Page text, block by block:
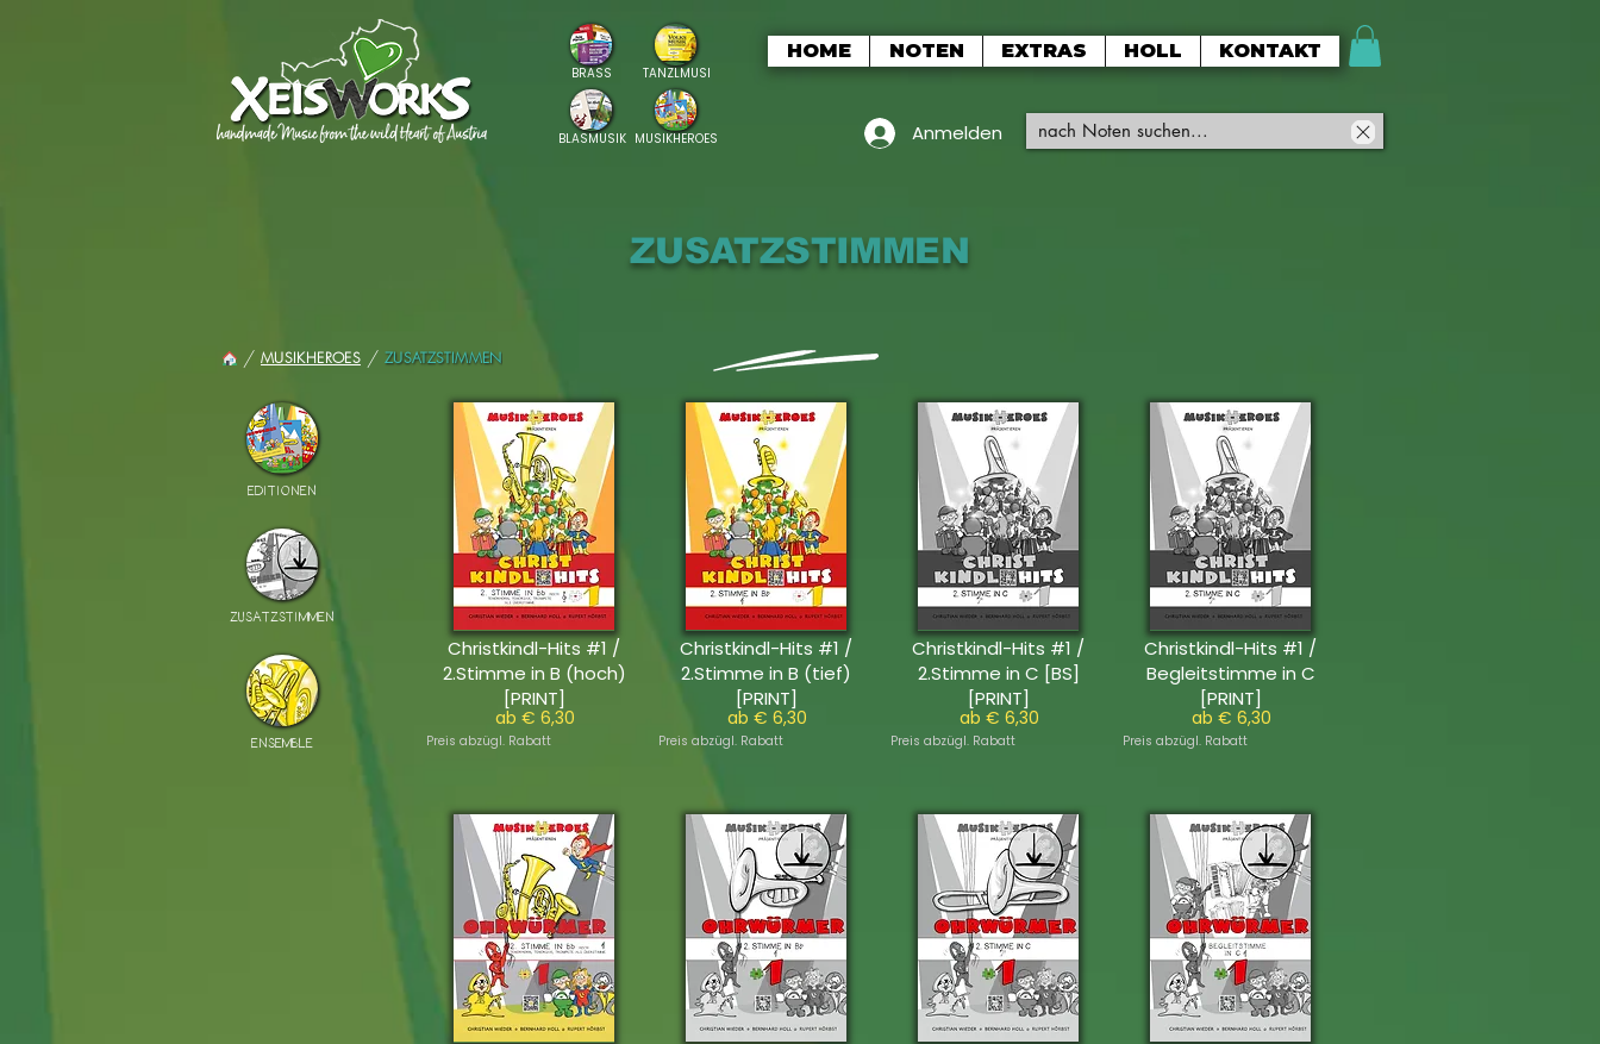
BRASS
BLASMUSIK
TANZLMUSI
MUSIKHEROES
HOME NOTEN EXTRAS HOLL KONTAKT
Anmelden
ZUSATZSTIMMEN
/ MUSIKHEROES / ZUSATZSTIMMEN
EDITIONEN
ZUSATZSTIMMEN
ENSEMBLE
Christkindl-Hits #1 /
2.Stimme in B (hoch)
[PRINT]
ab € 6,30
Preis abzügl. Rabatt
Christkindl-Hits #1 /
2.Stimme in B (tief)
[PRINT]
ab € 6,30
Preis abzügl. Rabatt
Christkindl-Hits #1 /
2.Stimme in C [BS]
[PRINT]
ab € 6,30
Preis abzügl. Rabatt
Christkindl-Hits #1 /
Begleitstimme in C
[PRINT]
ab € 6,30
Preis abzügl. Rabatt